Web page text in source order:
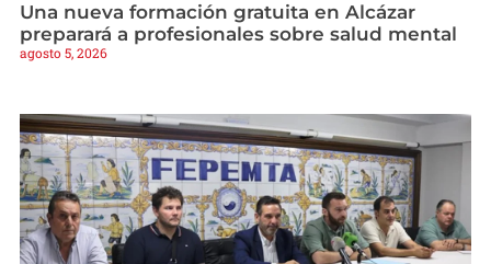
Una nueva formación gratuita en Alcázar
preparará a profesionales sobre salud mental
agosto 5, 2026